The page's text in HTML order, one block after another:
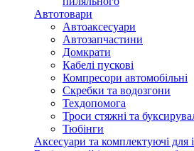
Автотовари
Автоаксесуари
Автозапчастини
Домкрати
Кабелі пускові
Компресори автомобільні
Скребки та водозгони
Техдопомога
Троси стяжні та
Тюбінги
Аксесуари та комплектуючі для